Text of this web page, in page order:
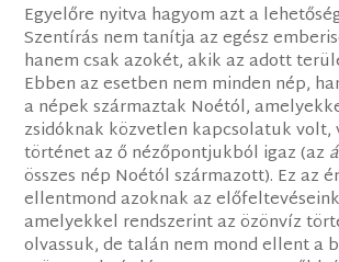
Egyelőre nyitva hagyom azt a
Szentírás nem tanítja az egész
hanem csak azokét, akik az adott
Ebben az esetben nem minden nép,
a népek származtak Noétól,
zsidóknak közvetlen kapcsolatuk volt,
történet az ő nézőpontjukból igaz (az
összes nép Noétól származott). Ez az
ellentmond azoknak az
amelyekkel rendszerint az özönvíz
olvassuk, de talán nem mond ellent a